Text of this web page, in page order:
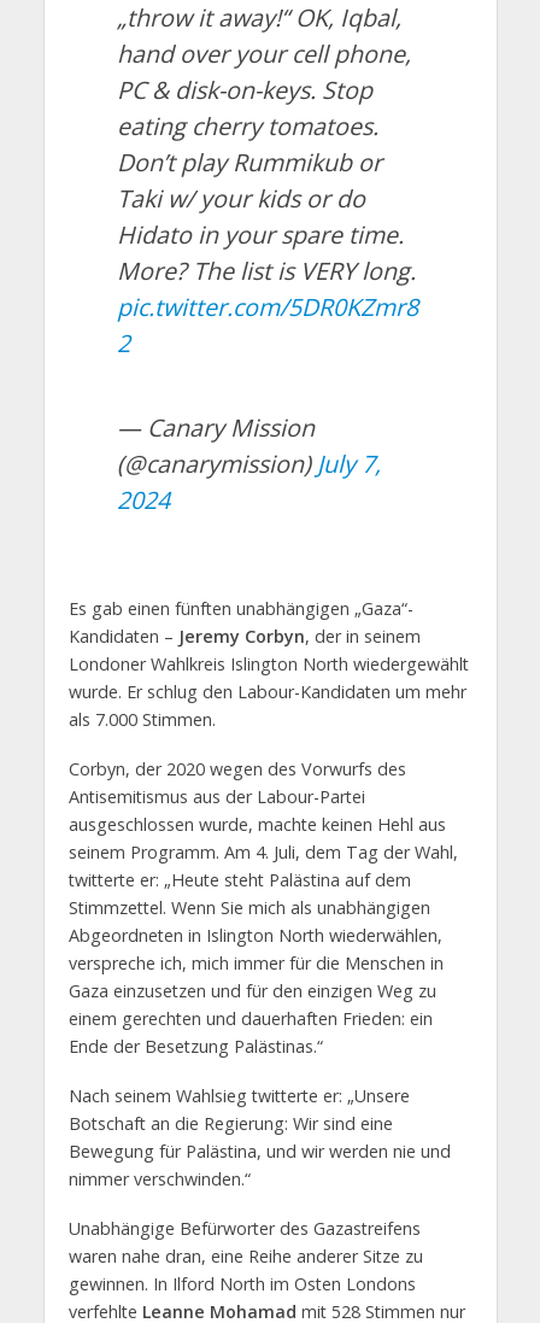
„throw it away!“ OK, Iqbal,
hand over your cell phone,
PC & disk-on-keys. Stop
eating cherry tomatoes.
Don’t play Rummikub or
Taki w/ your kids or do
Hidato in your spare time.
More? The list is VERY long.
pic.twitter.com/5DR0KZmr8
2
— Canary Mission
(@canarymission) July 7,
2024
Es gab einen fünften unabhängigen „Gaza“-
Kandidaten – Jeremy Corbyn, der in seinem
Londoner Wahlkreis Islington North wiedergewählt
wurde. Er schlug den Labour-Kandidaten um mehr
als 7.000 Stimmen.
Corbyn, der 2020 wegen des Vorwurfs des
Antisemitismus aus der Labour-Partei
ausgeschlossen wurde, machte keinen Hehl aus
seinem Programm. Am 4. Juli, dem Tag der Wahl,
twitterte er: „Heute steht Palästina auf dem
Stimmzettel. Wenn Sie mich als unabhängigen
Abgeordneten in Islington North wiederwählen,
verspreche ich, mich immer für die Menschen in
Gaza einzusetzen und für den einzigen Weg zu
einem gerechten und dauerhaften Frieden: ein
Ende der Besetzung Palästinas.“
Nach seinem Wahlsieg twitterte er: „Unsere
Botschaft an die Regierung: Wir sind eine
Bewegung für Palästina, und wir werden nie und
nimmer verschwinden.“
Unabhängige Befürworter des Gazastreifens
waren nahe dran, eine Reihe anderer Sitze zu
gewinnen. In Ilford North im Osten Londons
verfehlte Leanne Mohamad mit 528 Stimmen nur